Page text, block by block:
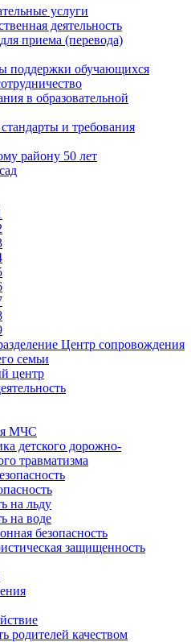
услуги
деятельность
приема (перевода)
поддержки обучающихся
в образовательной
и требования
району 50 лет
Центр сопровождения
семьи
центр
МЧС
детского дорожно-
травматизма
на льду
на воде
безопасность
защищенность
родителей качеством